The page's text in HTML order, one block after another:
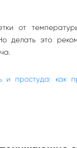
от
делать это
и простуда: как